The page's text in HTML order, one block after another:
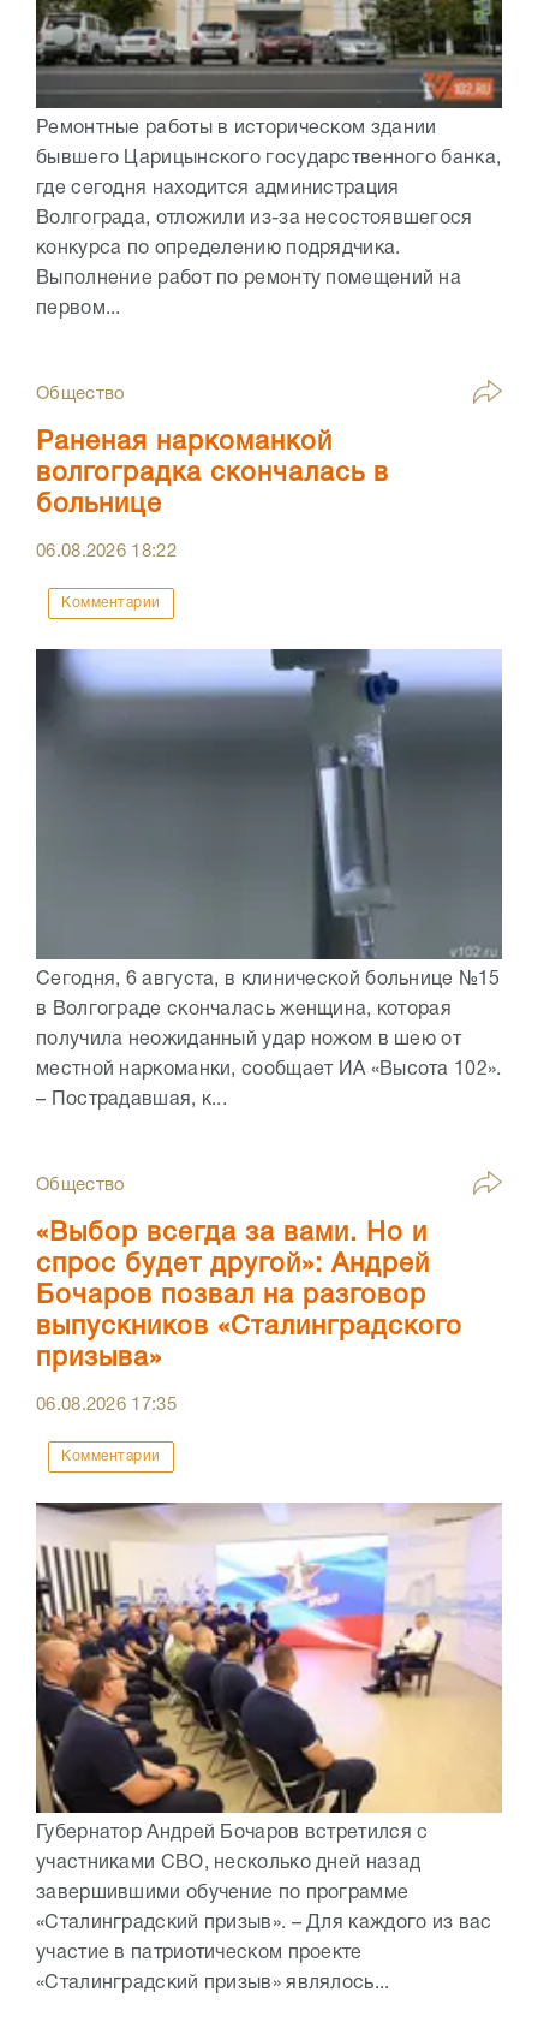
Ремонтные работы в историческом здании
бывшего Царицынского государственного банка,
где сегодня находится администрация
Волгограда, отложили из-за несостоявшегося
конкурса по определению подрядчика.
Выполнение работ по ремонту помещений на
первом...
Общество
Раненая наркоманкой
волгоградка скончалась в
больнице
06.08.2026 18:22
Комментарии
Сегодня, 6 августа, в клинической больнице №15
в Волгограде скончалась женщина, которая
получила неожиданный удар ножом в шею от
местной наркоманки, сообщает ИА «Высота 102».
– Пострадавшая, к...
Общество
«Выбор всегда за вами. Но и
спрос будет другой»: Андрей
Бочаров позвал на разговор
выпускников «Сталинградского
призыва»
06.08.2026 17:35
Комментарии
Губернатор Андрей Бочаров встретился с
участниками СВО, несколько дней назад
завершившими обучение по программе
«Сталинградский призыв». – Для каждого из вас
участие в патриотическом проекте
«Сталинградский призыв» являлось...